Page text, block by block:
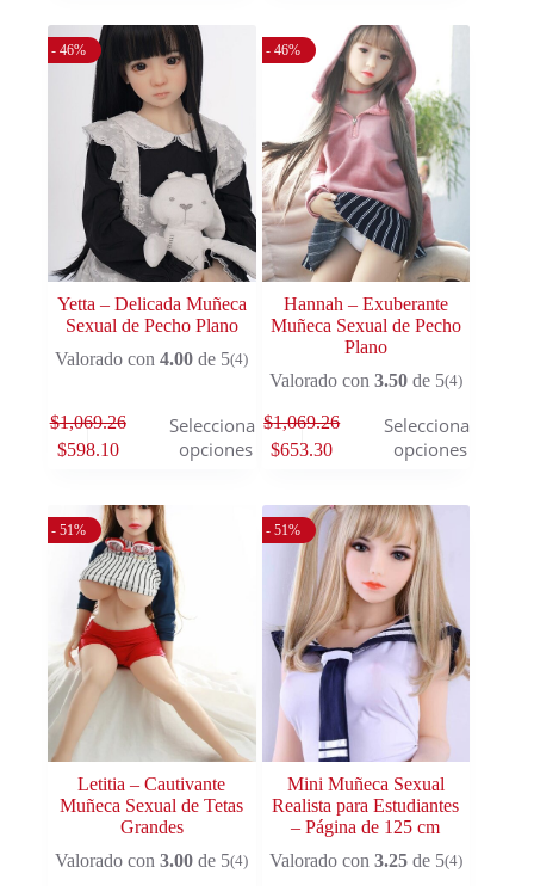
- 46%
Yetta – Delicada Muñeca
Sexual de Pecho Plano
Valorado con4.00 de 5(4)
$1,069.26
$598.10
Seleccionar
opciones
- 46%
Hannah – Exuberante
Muñeca Sexual de Pecho
Plano
Valorado con 3.50de 5(4)
$1,069.26
$653.30
Seleccionar
opciones
- 51%
Letitia – Cautivante
Muñeca Sexual de Tetas
Grandes
Valorado con3.00 de 5(4)
- 51%
Mini Muñeca Sexual
Realista para Estudiantes
– Página de 125 cm
Valorado con 3.25de 5(4)